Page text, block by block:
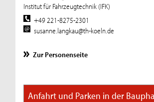
Institut für Fahrzeugtechnik (IFK)
+49 221-8275-2301
susanne.langkau@th-koeln.de
Zur Personenseite
Anfahrt und Parken in der